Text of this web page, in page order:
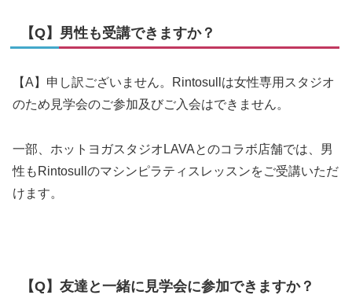
【Q】男性も受講できますか？
【A】申し訳ございません。Rintosullは女性専用スタジオ
のため見学会のご参加及びご入会はできません。
一部、ホットヨガスタジオLAVAとのコラボ店舗では、男
性もRintosullのマシンピラティスレッスンをご受講いただ
けます。
【Q】友達と一緒に見学会に参加できますか？